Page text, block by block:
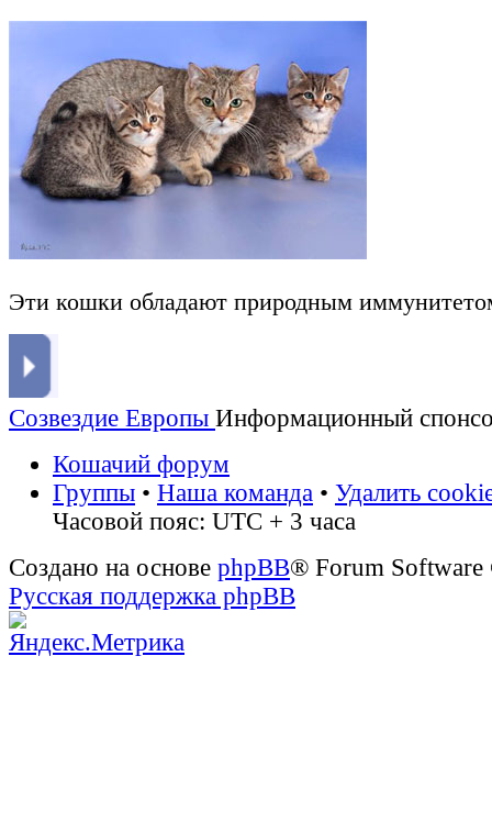
Эти кошки обладают природным
Созвездие Европы Информационный
Кошачий форум
Группы • Наша команда • Удалить
Часовой пояс: UTC + 3 часа
Создано на основе phpBB® Forum
Русская поддержка phpBB